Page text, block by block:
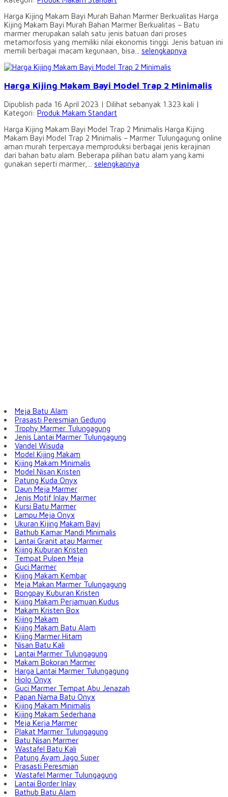
Harga Kijing Makam Bayi Murah Bahan Marmer Berkualitas Harga
Kijing Makam Bayi Murah Bahan Marmer Berkualitas – Batu
marmer merupakan salah satu jenis batuan dari proses
metamorfosis yang memiliki nilai ekonomis tinggi. Jenis batuan ini
memili berbagai macam kegunaan, bisa... selengkapnya
Harga Kijing Makam Bayi Model Trap 2 Minimalis
Dipublish pada 16 April 2023 | Dilihat sebanyak 1.323 kali |
Kategori: Produk Makam Standart
Harga Kijing Makam Bayi Model Trap 2 Minimalis Harga Kijing
Makam Bayi Model Trap 2 Minimalis – Marmer Tulungagung online
aman murah terpercaya memproduksi berbagai jenis kerajinan
dari bahan batu alam. Beberapa pilihan batu alam yang kami
gunakan seperti marmer,... selengkapnya
Meja Batu Alam
Prasasti Peresmian Gedung
Trophy Marmer Tulungagung
Jenis Lantai Marmer Tulungagung
Vandel Wisuda
Model Kijing Makam
Kijing Makam Minimalis
Model Nisan Kristen
Patung Kuda Onyx
Daun Meja Marmer
Jenis Motif Inlay Marmer
Kursi Batu Marmer
Lampu Meja Onyx
Ukuran Kijing Makam Bayi
Bathub Kamar Mandi Minimalis
Lantai Granit atau Marmer
Kijing Kuburan Kristen
Tempat Pulpen Meja
Guci Marmer
Kijing Makam Kembar
Meja Makan Marmer Tulungagung
Bongpay Kuburan Kristen
Kijing Makam Perjamuan Kudus
Makam Kristen Box
Kijing Makam
Kijing Makam Batu Alam
Kijing Marmer Hitam
Nisan Batu Kali
Lantai Marmer Tulungagung
Makam Bokoran Marmer
Harga Lantai Marmer Tulungagung
Hiolo Onyx
Guci Marmer Tempat Abu Jenazah
Papan Nama Batu Onyx
Kijing Makam Minimalis
Kijing Makam Sederhana
Meja Kerja Marmer
Plakat Marmer Tulungagung
Batu Nisan Marmer
Wastafel Batu Kali
Patung Ayam Jago Super
Prasasti Peresmian
Wastafel Marmer Tulungagung
Lantai Border Inlay
Bathub Batu Alam